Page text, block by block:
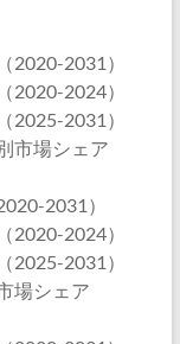
2020-2031）
2020-2024）
2025-2031）
市場シェア
2031）
2020-2024）
2025-2031）
場シェア